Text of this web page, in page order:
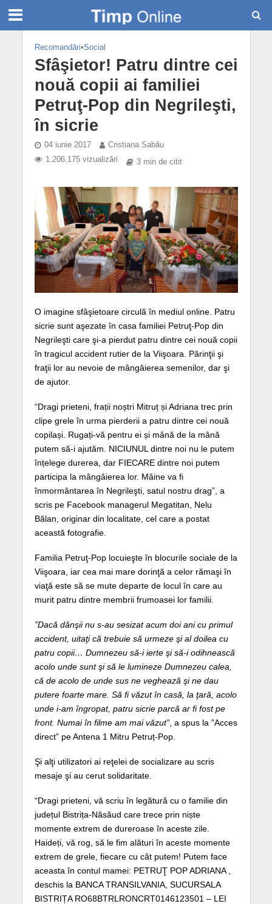
Recomandări•Social
Sfâşietor! Patru dintre cei
nouă copii ai familiei
Petruţ-Pop din Negrileşti,
în sicrie
04 iunie 2017
Cristiana Sabău
1.206.175 vizualizări
3 min de citit
O imagine sfâşietoare circulă în mediul online. Patru
sicrie sunt aşezate în casa familiei Petruţ-Pop din
Negrileşti care şi-a pierdut patru dintre cei nouă copii
în tragicul accident rutier de la Viişoara. Părinţii şi
fraţii lor au nevoie de mângâierea semenilor, dar şi
de ajutor.
“Dragi prieteni, frații noștri Mitruț și Adriana trec prin
clipe grele în urma pierderii a patru dintre cei nouă
copilași. Rugați-vă pentru ei și mână de la mână
putem să-i ajutăm. NICIUNUL dintre noi nu le putem
înțelege durerea, dar FIECARE dintre noi putem
participa la mângâierea lor. Mâine va fi
înmormântarea în Negrileşti, satul nostru drag”, a
scris pe Facebook managerul Megatitan, Nelu
Bălan, originar din localitate, cel care a postat
această fotografie.
Familia Petruţ-Pop locuieşte în blocurile sociale de la
Viişoara, iar cea mai mare dorinţă a celor rămaşi în
viaţă este să se mute departe de locul în care au
murit patru dintre membrii frumoasei lor familii.
”Dacă dânşii nu s-au sesizat acum doi ani cu primul
accident, uitaţi că trebuie să urmeze şi al doilea cu
patru copii… Dumnezeu să-i ierte şi să-i odihnească
acolo unde sunt şi să le lumineze Dumnezeu calea,
că de acolo de unde sus ne veghează şi ne dau
putere foarte mare. Să fi văzut în casă, la ţară, acolo
unde i-am îngropat, patru sicrie parcă ar fi fost pe
front. Numai în filme am mai văzut”, a spus la ”Acces
direct” pe Antena 1 Mitru Petruț-Pop.
Şi alţi utilizatori ai reţelei de socializare au scris
mesaje şi au cerut solidaritate.
“Dragi prieteni, vă scriu în legătură cu o familie din
județul Bistrița-Năsăud care trece prin niște
momente extrem de dureroase în aceste zile.
Haideți, vă rog, să le fim alături în aceste momente
extrem de grele, fiecare cu cât putem! Putem face
aceasta în contul mamei: PETRUŢ POP ADRIANA ,
deschis la BANCA TRANSILVANIA, SUCURSALA
BISTRIȚA RO68BTRLRONCRT0146123501 – LEI